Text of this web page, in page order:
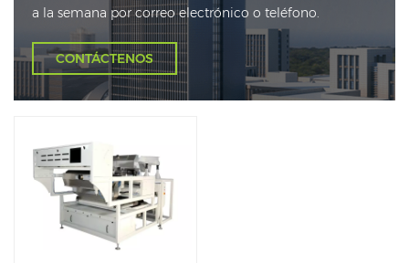
a la semana por correo electrónico o teléfono.
CONTÁCTENOS